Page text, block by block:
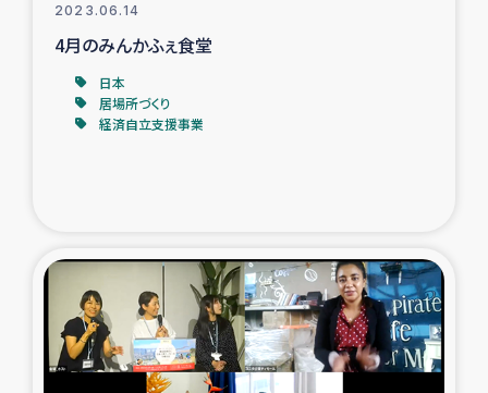
2023.06.14
4月のみんかふぇ食堂
日本
居場所づくり
経済自立支援事業